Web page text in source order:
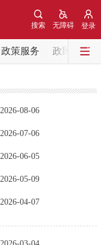
登录
无障碍
搜索
政策服务 政民互动
部门动态
2026-08-06
2026-07-06
2026-06-05
2026-05-09
2026-04-07